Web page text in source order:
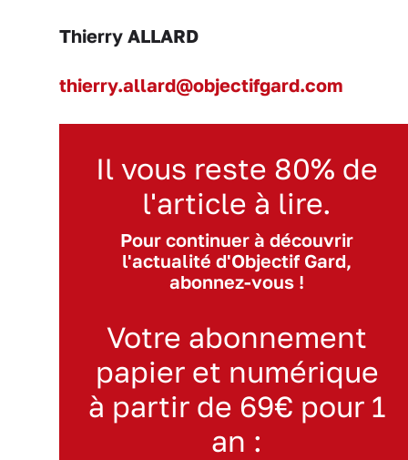
Thierry ALLARD
thierry.allard@objectifgard.com
Il vous reste 80% de
l'article à lire.
Pour continuer à découvrir
l'actualité d'Objectif Gard,
abonnez-vous !
Votre abonnement
papier et numérique
à partir de 69€ pour 1
an :